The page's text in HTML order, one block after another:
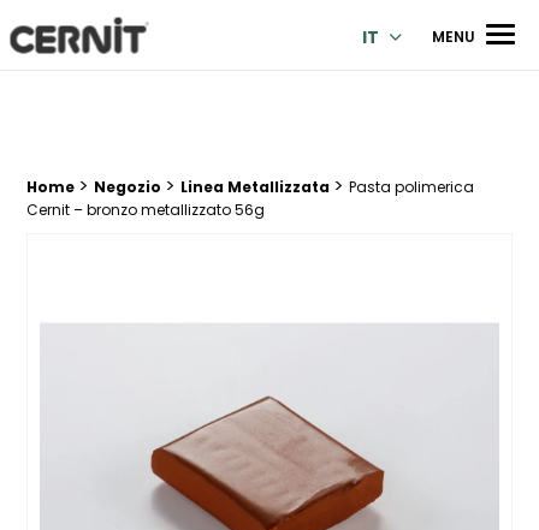
Cernit Une qualité haut de gamme pour des créations
IT MENU
Breadcrumb trail:
Home > Negozio > Linea Metallizzata > Pasta polimerica
Cernit – bronzo metallizzato 56g